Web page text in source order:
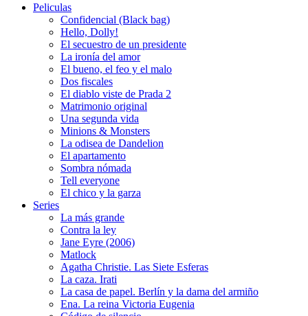
Peliculas
Confidencial (Black bag)
Hello, Dolly!
El secuestro de un presidente
La ironía del amor
El bueno, el feo y el malo
Dos fiscales
El diablo viste de Prada 2
Matrimonio original
Una segunda vida
Minions & Monsters
La odisea de Dandelion
El apartamento
Sombra nómada
Tell everyone
El chico y la garza
Series
La más grande
Contra la ley
Jane Eyre (2006)
Matlock
Agatha Christie. Las Siete Esferas
La caza. Irati
La casa de papel. Berlín y la dama del armiño
Ena. La reina Victoria Eugenia